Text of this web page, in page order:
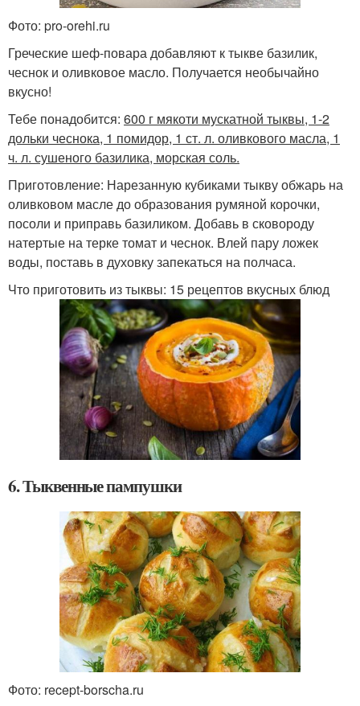
Фото: pro-orehi.ru
Греческие шеф-повара добавляют к тыкве базилик,
чеснок и оливковое масло. Получается необычайно
вкусно!
Тебе понадобится: 600 г мякоти мускатной тыквы, 1-2
дольки чеснока, 1 помидор, 1 ст. л. оливкового масла, 1
ч. л. сушеного базилика, морская соль.
Приготовление: Нарезанную кубиками тыкву обжарь на
оливковом масле до образования румяной корочки,
посоли и приправь базиликом. Добавь в сковороду
натертые на терке томат и чеснок. Влей пару ложек
воды, поставь в духовку запекаться на полчаса.
Что приготовить из тыквы: 15 рецептов вкусных блюд
6. Тыквенные пампушки
Фото: recept-borscha.ru